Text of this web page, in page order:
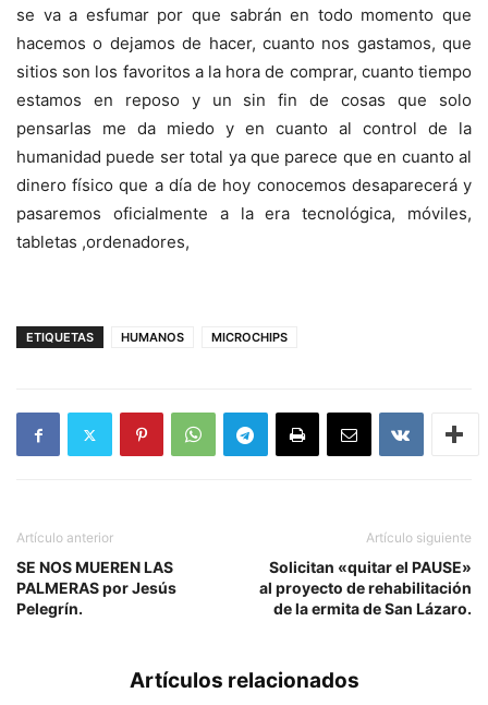
se va a esfumar por que sabrán en todo momento que
hacemos o dejamos de hacer, cuanto nos gastamos, que
sitios son los favoritos a la hora de comprar, cuanto tiempo
estamos en reposo y un sin fin de cosas que solo
pensarlas me da miedo y en cuanto al control de la
humanidad puede ser total ya que parece que en cuanto al
dinero físico que a día de hoy conocemos desaparecerá y
pasaremos oficialmente a la era tecnológica, móviles,
tabletas ,ordenadores,
ETIQUETAS HUMANOS MICROCHIPS
Artículo anterior
SE NOS MUEREN LAS
PALMERAS por Jesús
Pelegrín.
Artículo siguiente
Solicitan «quitar el PAUSE»
al proyecto de rehabilitación
de la ermita de San Lázaro.
Artículos relacionados